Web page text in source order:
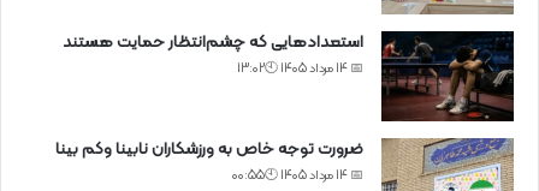
استعدادهایی که چشم‌انتظار حمایت هستند
📅 14 مرداد 1405 🕙13:02
ضرورت توجه خاص به ورزشکاران نابینا وکم بینا
📅 14 مرداد 1405 🕙00:55